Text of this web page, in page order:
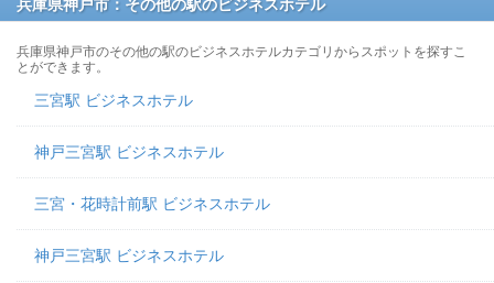
兵庫県神戸市：その他の駅のビジネスホテル
兵庫県神戸市のその他の駅のビジネスホテルカテゴリからスポットを探すこ
とができます。
三宮駅 ビジネスホテル
神戸三宮駅 ビジネスホテル
三宮・花時計前駅 ビジネスホテル
神戸三宮駅 ビジネスホテル